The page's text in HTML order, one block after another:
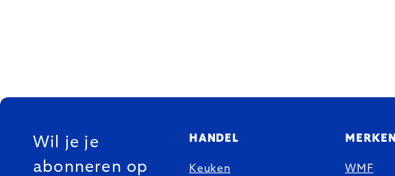
FOOTER
Wil je je
abonneren op
HANDEL
Keuken
MERKEN
WMF